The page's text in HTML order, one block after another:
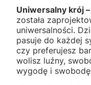
Uniwersalny krój
została
uniwersalności.
pasuje do każdej
czy preferujesz
wolisz luźny,
wygodę i